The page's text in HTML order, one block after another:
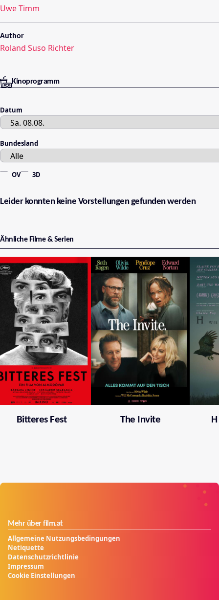
Uwe Timm
Author
Roland Suso Richter
Kinoprogramm
Datum
Bundesland
OV 3D
Leider konnten keine Vorstellungen gefunden werden
Ähnliche Filme & Serien
Bitteres Fest The Invite
Mehr über film.at
Allgemeine Nutzungsbedingungen
Netiquette
Datenschutzrichtlinie
Impressum
Cookie Einstellungen